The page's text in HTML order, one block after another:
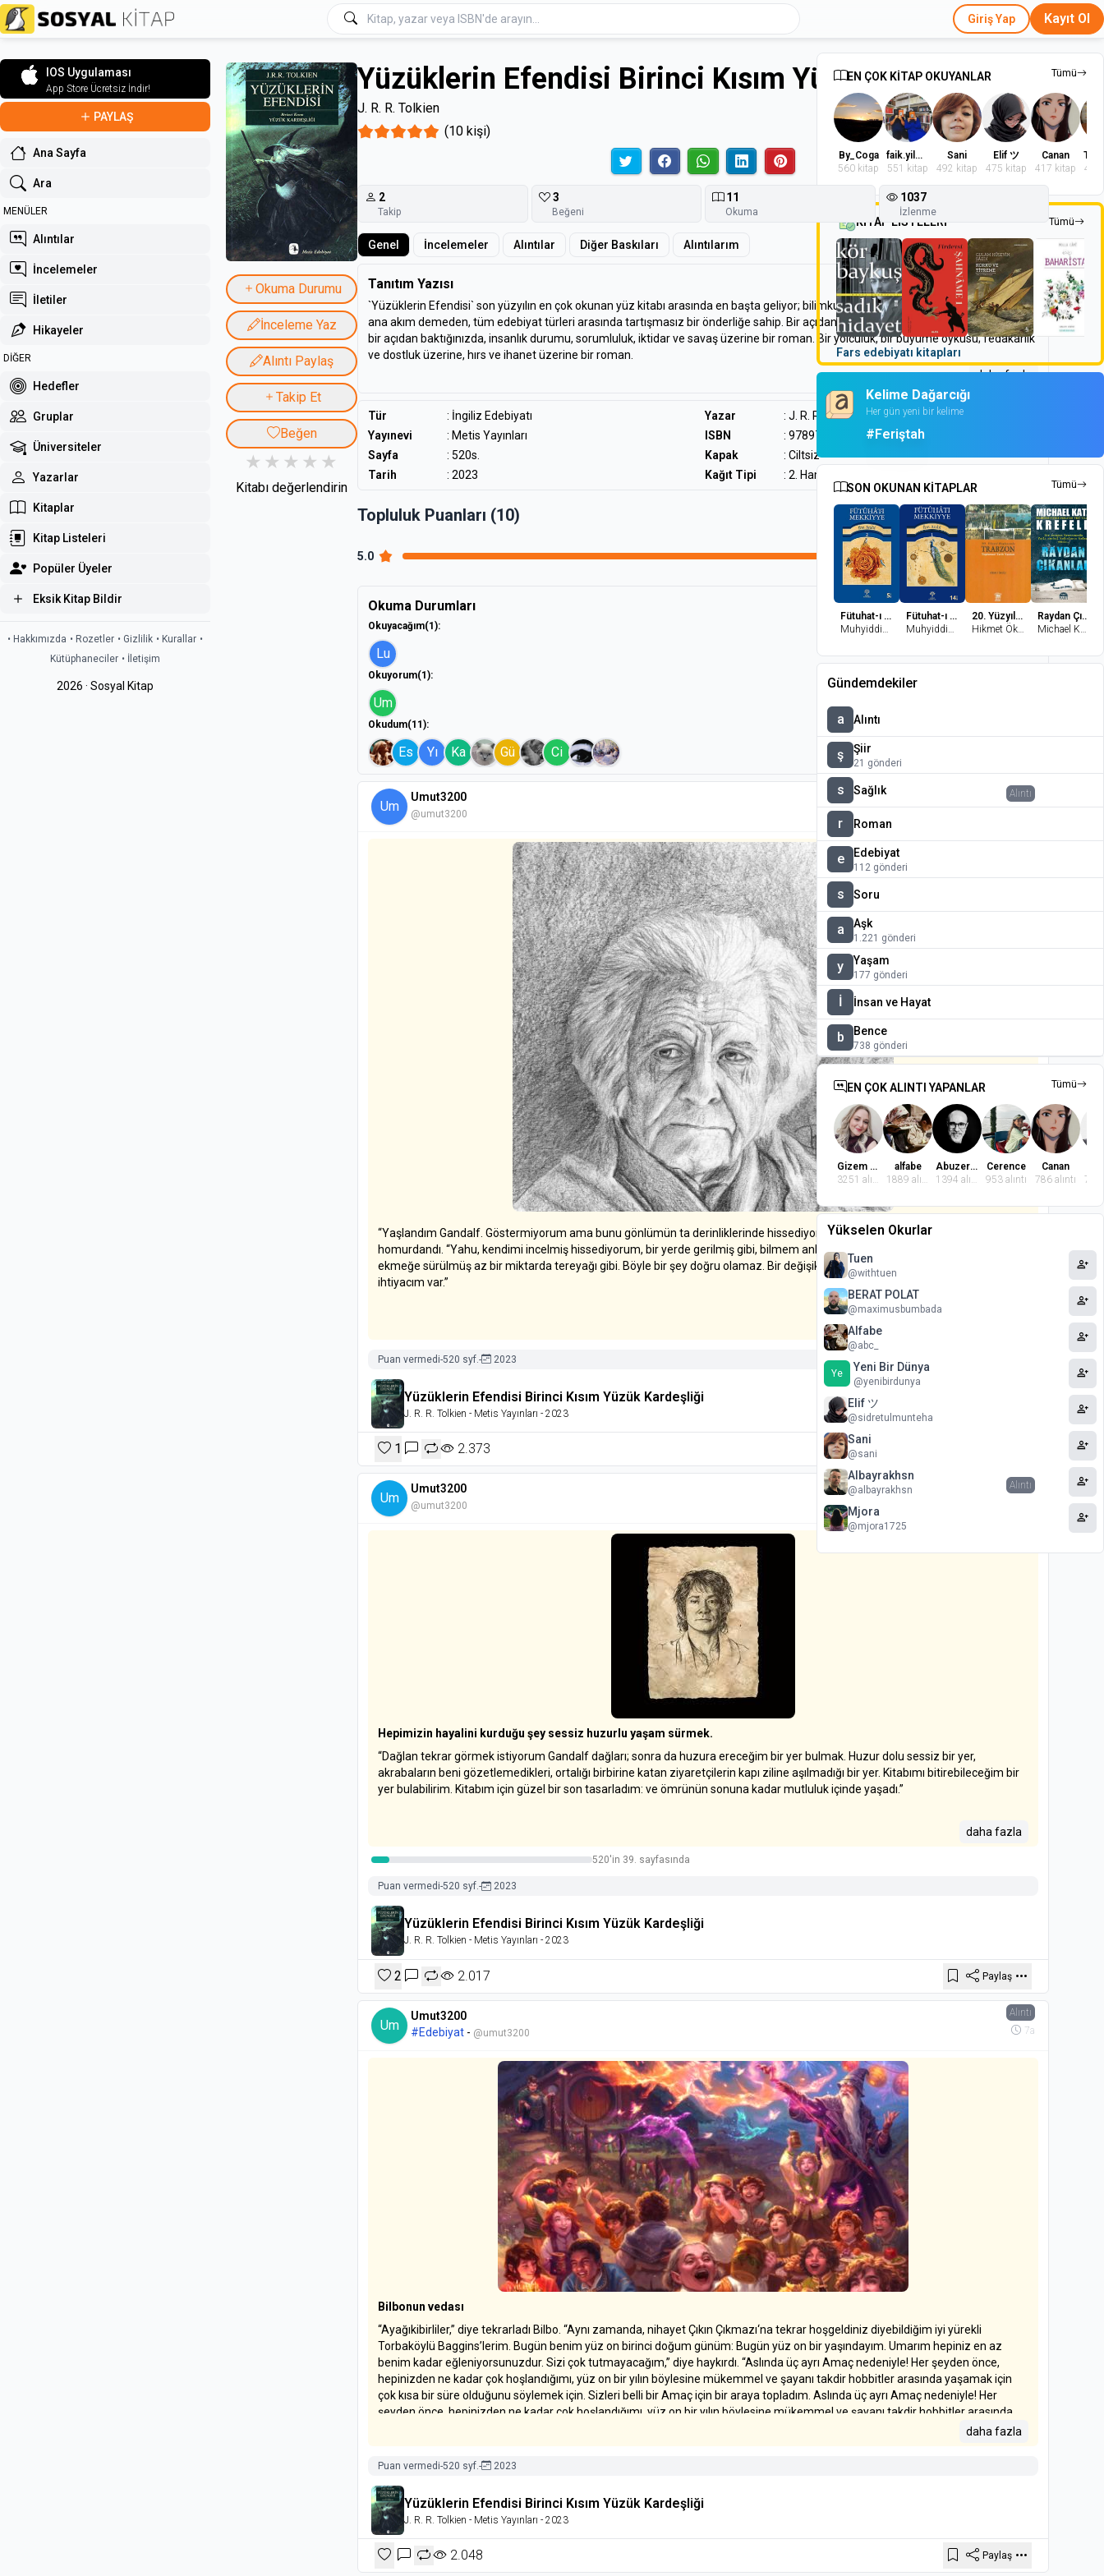
Giriş Yap Kayıt Ol
IOS Uygulaması
App Store Ücretsiz İndir!
PAYLAŞ
Ana Sayfa
Ara
MENÜLER
Alıntılar
İncelemeler
İletiler
Hikayeler
DİĞER
Hedefler
Gruplar
Üniversiteler
Yazarlar
Kitaplar
Kitap Listeleri
Popüler Üyeler
Eksik Kitap Bildir
• Hakkımızda • Rozetler • Gizlilik • Kurallar •
Kütüphaneciler • İletişim
2026 · Sosyal Kitap
Okuma Durumu
İnceleme Yaz
Alıntı Paylaş
Takip Et
Beğen
Kitabı değerlendirin
Yüzüklerin Efendisi Birinci Kısım Yüzük Kardeşliği
J. R. R. Tolkien
(10 kişi)
2
Takip
3
Beğeni
11
Okuma
1037
İzlenme
Genel İncelemeler Alıntılar Diğer Baskıları Alıntılarım
Tanıtım Yazısı
`Yüzüklerin Efendisi` son yüzyılın en çok okunan yüz kitabı arasında en başta geliyor; bilimkurgu, fantezi, polisiye, best-seller ya da
ana akım demeden, tüm edebiyat türleri arasında tartışmasız bir önderliğe sahip. Bir açıdan bakarsanız bir fantezi romanı, başka
bir açıdan baktığınızda, insanlık durumu, sorumluluk, iktidar ve savaş üzerine bir roman. Bir yolculuk, bir büyüme öyküsü; fedakârlık
ve dostluk üzerine, hırs ve ihanet üzerine bir roman.
daha fazla
Tür : İngiliz Edebiyatı Yazar : J. R. R. Tolkien
Yayınevi
: Metis Yayınları ISBN
: 9789753425988
Sayfa
: 520s. Kapak
: Ciltsiz
Tarih
: 2023 Kağıt Tipi : 2. Hamur
Topluluk Puanları (10)
5.0
100%
Okuma Durumları
Okuyacağım(1):
Lu
Okuyorum(1):
Um
Okudum(11):
Es Yı Ka Gü Ci
Um
Umut3200
@umut3200
Alıntı
7a
“Yaşlandım Gandalf. Göstermiyorum ama bunu gönlümün ta derinliklerinde hissediyorum. Yaşını göstermezmişl” diye
homurdandı. “Yahu, kendimi incelmiş hissediyorum, bir yerde gerilmiş gibi, bilmem anlıyor musun: Aynen büyük bir parça
ekmeğe sürülmüş az bir miktarda tereyağı gibi. Böyle bir şey doğru olamaz. Bir değişikliğe veya, ne bileyim, bir şeylere
ihtiyacım var.”
Puan vermedi-520 syf.- 2023
Yüzüklerin Efendisi Birinci Kısım Yüzük Kardeşliği
J. R. R. Tolkien - Metis Yayınları - 2023
1 2.373
Um
Umut3200
@umut3200
Alıntı
Hepimizin hayalini kurduğu şey sessiz huzurlu yaşam sürmek.
“Dağlan tekrar görmek istiyorum Gandalf dağları; sonra da huzura ereceğim bir yer bulmak. Huzur dolu sessiz bir yer,
akrabaların beni gözetlemedikleri, ortalığı birbirine katan ziyaretçilerin kapı ziline aşılmadığı bir yer. Kitabımı bitirebileceğim bir
yer bulabilirim. Kitabım için güzel bir son tasarladım: ve ömrünün sonuna kadar mutluluk içinde yaşadı.”
daha fazla
520'in 39. sayfasında
Puan vermedi-520 syf.- 2023
Yüzüklerin Efendisi Birinci Kısım Yüzük Kardeşliği
J. R. R. Tolkien - Metis Yayınları - 2023
2 2.017 Paylaş
Um
Umut3200
#Edebiyat - @umut3200
Alıntı
7a
Bilbonun vedası
“Ayağıkibirliler,” diye tekrarladı Bilbo. “Aynı zamanda, nihayet Çıkın Çıkmazı‘na tekrar hoşgeldiniz diyebildiğim iyi yürekli
Torbaköylü Baggins’lerim. Bugün benim yüz on birinci doğum günüm: Bugün yüz on bir yaşındayım. Umarım hepiniz en az
benim kadar eğleniyorsunuzdur. Sizi çok tutmayacağım,” diye haykırdı. “Aslında üç ayrı Amaç nedeniyle! Her şeyden önce,
hepinizden ne kadar çok hoşlandığımı, yüz on bir yılın böylesine mükemmel ve şayanı takdir hobbitler arasında yaşamak için
çok kısa bir süre olduğunu söylemek için. Sizleri belli bir Amaç için bir araya topladım. Aslında üç ayrı Amaç nedeniyle! Her
şeyden önce, hepinizden ne kadar çok hoşlandığımı, yüz on bir yılın böylesine mükemmel ve şayanı takdir hobbitler arasında
sevebiliyorum. İkinci amacım, yaşgünümü kutlamaktı.” Tekrar tezahürat. “Aslında yaşgünümüzü demeliyim. Çünkü elbette,
alkış; gençler tarafından da “Frodo! Frodo! Bizim kerata Frodo!” haykırışları. Torbaköylü Bagginsler ise kaşlarını çatarak “veraset
hakkına erişiyor” ile neyin kastedildiğini düşünmeye koyulmuştu.
“İkimiz birlikte yüz kırk dört sayısına ulaşıyoruz. Sizin sayınız da bu harikulade toplama uysun diye ayarlandı: Affınıza sığınarak,
bir Grosa.” Hiç tezahürat yok. Bu maskaralıktı. Konukların birçoğu, özellikle de Torbaköylü Bagginsler, belli ki, aynı bir paketteki
mallar gibi gerekli olan sayıyı tamamlamak için çağırıldıklarını düşünerek alınmışlardı. “Bir Grosa ha! Terbiyesizce bir tabir.”
daha fazla
Puan vermedi-520 syf. - 2023
Yüzüklerin Efendisi Birinci Kısım Yüzük Kardeşliği
J. R. R. Tolkien - Metis Yayınları - 2023
2.048 Paylaş
EN ÇOK KİTAP OKUYANLAR Tümü
By_Coga
560 kitap
faik.yilmaz.9
551 kitap
Sani
492 kitap
Elif ツ
475 kitap
Canan
417 kitap
402
KİTAP LİSTELERİ Tümü
Fars edebiyatı kitapları
Kelime Dağarcığı
Her gün yeni bir kelime
#Feriştah
SON OKUNAN KİTAPLAR Tümü
Fütuhat-ı Mekkiyye - 2
Muhyiddin İbn Arabi
Fütuhat-ı Mekkiyye 1
Muhyiddin İbn Arabi
20. Yüzyıl Başlarında Trabzon Toplumsal Tarih Yazıları
Hikmet Öksüz
Raydan Çıkanlar
Michael Katz Krefeld
Gündemdekiler
a Alıntı
ş Şiir
21 gönderi
s Sağlık
r Roman
e Edebiyat
112 gönderi
s Soru
a Aşk
1.221 gönderi
y Yaşam
177 gönderi
İ İnsan ve Hayat
b Bence
738 gönderi
EN ÇOK ALINTI YAPANLAR Tümü
Gizem Dindaroğlu
3251 alıntı
alfabe
1889 alıntı
Abuzer Badem
1394 alıntı
Cerence
953 alıntı
Canan
786 alıntı
772
Yükselen Okurlar
Tuen
@withtuen person_add
BERAT POLAT
@maximusbumbada person_add
Alfabe
@abc_ person_add
Ye Yeni Bir Dünya
@yenibirdunya person_add
Elif ツ
@sidretulmunteha person_add
Sani
@sani person_add
Albayrakhsn
@albayrakhsn person_add
Mjora
@mjora1725 person_add